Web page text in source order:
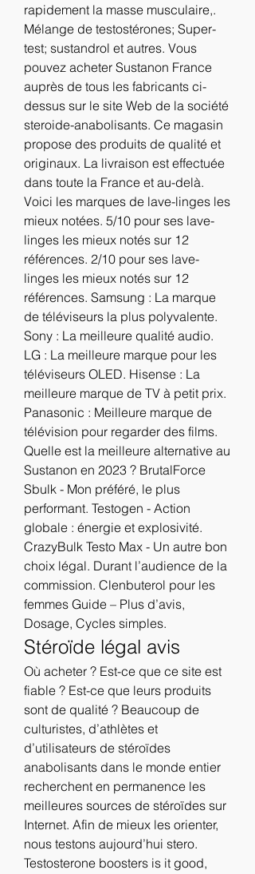
rapidement la masse musculaire,.
Mélange de testostérones; Super-
test; sustandrol et autres. Vous
pouvez acheter Sustanon France
auprès de tous les fabricants ci-
dessus sur le site Web de la société
steroide-anabolisants. Ce magasin
propose des produits de qualité et
originaux. La livraison est effectuée
dans toute la France et au-delà.
Voici les marques de lave-linges les
mieux notées. 5/10 pour ses lave-
linges les mieux notés sur 12
références. 2/10 pour ses lave-
linges les mieux notés sur 12
références. Samsung : La marque
de téléviseurs la plus polyvalente.
Sony : La meilleure qualité audio.
LG : La meilleure marque pour les
téléviseurs OLED. Hisense : La
meilleure marque de TV à petit prix.
Panasonic : Meilleure marque de
télévision pour regarder des films.
Quelle est la meilleure alternative au
Sustanon en 2023 ? BrutalForce
Sbulk - Mon préféré, le plus
performant. Testogen - Action
globale : énergie et explosivité.
CrazyBulk Testo Max - Un autre bon
choix légal. Durant l’audience de la
commission. Clenbuterol pour les
femmes Guide – Plus d’avis,
Dosage, Cycles simples.
Stéroïde légal avis
Où acheter ? Est-ce que ce site est
fiable ? Est-ce que leurs produits
sont de qualité ? Beaucoup de
culturistes, d’athlètes et
d’utilisateurs de stéroïdes
anabolisants dans le monde entier
recherchent en permanence les
meilleures sources de stéroïdes sur
Internet. Afin de mieux les orienter,
nous testons aujourd’hui stero.
Testosterone boosters is it good,